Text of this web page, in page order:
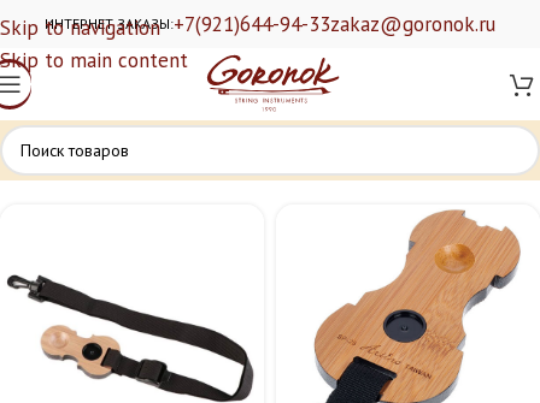
Skip to navigation
Skip to main content
ИНТЕРНЕТ ЗАКАЗЫ:+7(921)644-94-33zakaz@goronok.ru